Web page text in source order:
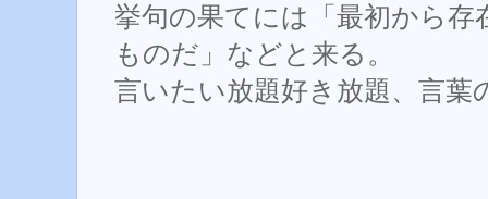
挙句の果てには「最初から
ものだ」などと来る。
言いたい放題好き放題、言葉